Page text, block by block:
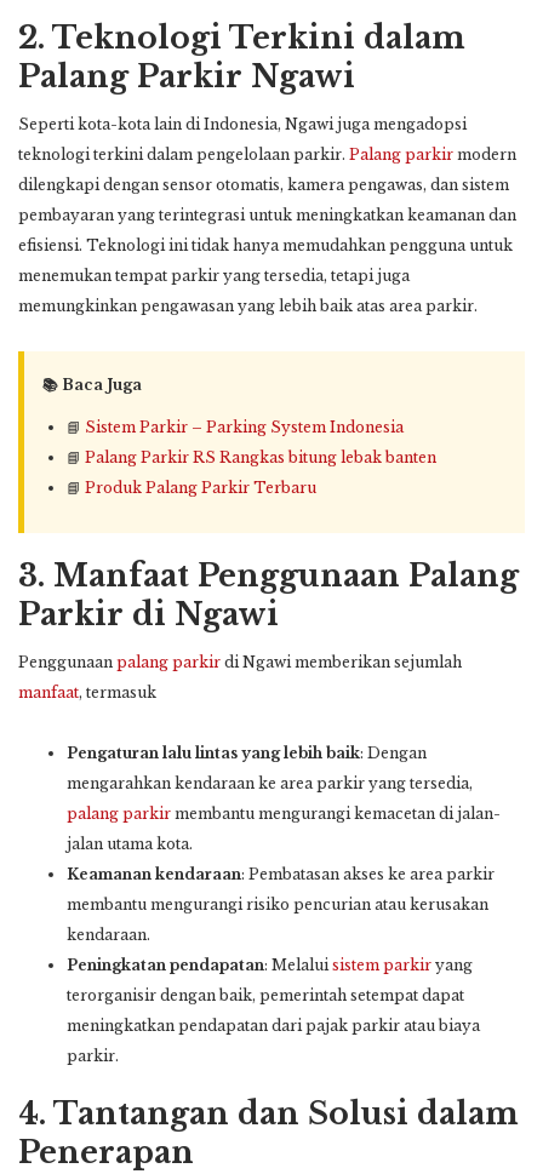
2. Teknologi Terkini dalam
Palang Parkir Ngawi
Seperti kota-kota lain di Indonesia, Ngawi juga mengadopsi
teknologi terkini dalam pengelolaan parkir. Palang parkir modern
dilengkapi dengan sensor otomatis, kamera pengawas, dan sistem
pembayaran yang terintegrasi untuk meningkatkan keamanan dan
efisiensi. Teknologi ini tidak hanya memudahkan pengguna untuk
menemukan tempat parkir yang tersedia, tetapi juga
memungkinkan pengawasan yang lebih baik atas area parkir.
📚 Baca Juga
📘 Sistem Parkir – Parking System Indonesia
📘 Palang Parkir RS Rangkas bitung lebak banten
📘 Produk Palang Parkir Terbaru
3. Manfaat Penggunaan Palang
Parkir di Ngawi
Penggunaan palang parkir di Ngawi memberikan sejumlah
manfaat, termasuk
Pengaturan lalu lintas yang lebih baik: Dengan
mengarahkan kendaraan ke area parkir yang tersedia,
palang parkir membantu mengurangi kemacetan di jalan-
jalan utama kota.
Keamanan kendaraan: Pembatasan akses ke area parkir
membantu mengurangi risiko pencurian atau kerusakan
kendaraan.
Peningkatan pendapatan: Melaluisistem parkir yang
terorganisir dengan baik, pemerintah setempat dapat
meningkatkan pendapatan dari pajak parkir atau biaya
parkir.
4. Tantangan dan Solusi dalam
Penerapan